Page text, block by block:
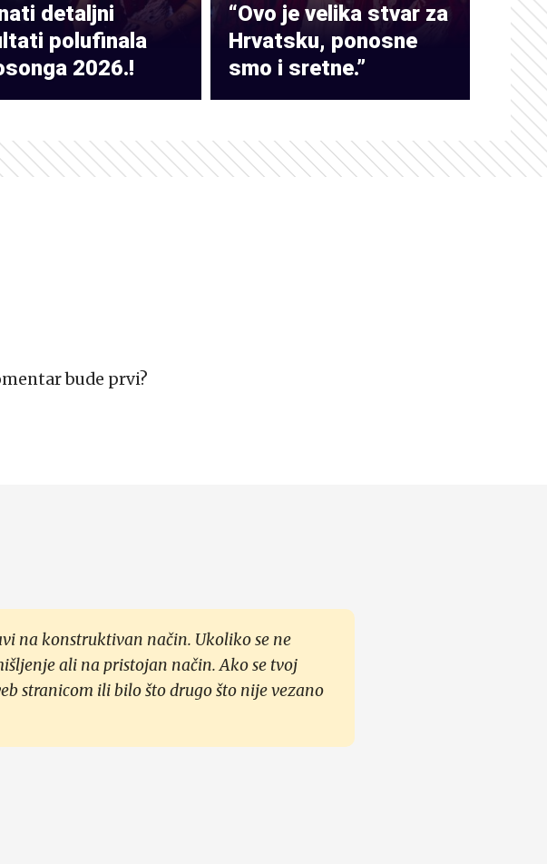
detaljni
polufinala
2026.!
“Ovo je velika stvar za
Hrvatsku, ponosne
smo i sretne.”
bude prvi?
na konstruktivan način. Ukoliko se ne
ali na pristojan način. Ako se tvoj
stranicom ili bilo što drugo što nije vezano